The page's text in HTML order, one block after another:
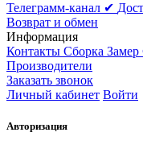
Телеграмм-канал ✔
Возврат и обмен
Информация
Контакты Сборка Замер
Производители
Заказать звонок
Личный кабинет Войти
Авторизация